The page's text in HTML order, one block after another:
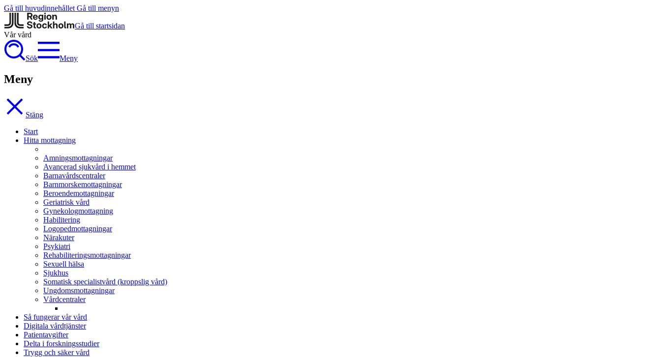
Gå till huvudinnehållet Gå till menyn
Gå till startsidan
Vår vård
Sök Meny
Meny
Stäng
Start
Hitta mottagning
Amningsmottagningar
Avancerad sjukvård i hemmet
Barnavårdscentraler
Barnmorskemottagningar
Beroendemottagningar
Geriatrisk vård
Gynekologmottagning
Habilitering
Logopedmottagningar
Närakuter
Psykiatri
Rehabiliteringsmottagningar
Sexuell hälsa
Sjukhus
Somatisk specialistvård (kroppslig vård)
Ungdomsmottagningar
Vårdcentraler
Så fungerar vår vård
Digitala vårdtjänster
Patientavgifter
Delta i forskningsstudier
Trygg och säker vård